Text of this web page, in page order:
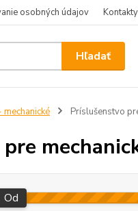
osobných údajov Kontakty
Hľadať
mechanické Príslušenstvo
Od